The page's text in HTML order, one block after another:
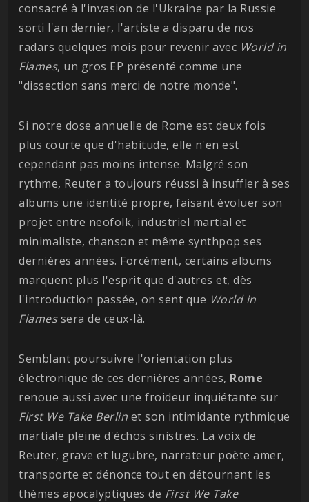
consacré à l'invasion de l'Ukraine par la Russie
sorti l'an dernier, l'artiste a disparu de nos
radars quelques mois pour revenir avec World in
Flames, un gros EP présenté comme une
"dissection sans merci de notre monde".
Si notre dose annuelle de Rome est deux fois
plus courte que d'habitude, elle n'en est
cependant pas moins intense. Malgré son
rythme, Reuter a toujours réussi à insuffler à ses
albums une identité propre, faisant évoluer son
projet entre neofolk, industriel martial et
minimaliste, chanson et même synthpop ses
dernières années. Forcément, certains albums
marquent plus l'esprit que d'autres et, dès
l'introduction passée, on sent que World in
Flamessera de ceux-là.
Semblant poursuivre l'orientation plus
électronique de ces dernières années, Rome
renoue aussi avec une froideur inquiétante sur
First We Take Berlin et son intimidante rythmique
martiale pleine d'échos sinistres. La voix de
Reuter, grave et lugubre, narrateur poète amer,
transporte et dénonce tout en détournant les
thèmes apocalyptiques de First We Take